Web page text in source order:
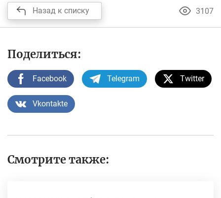
Назад к списку 3107
Поделиться:
Facebook Telegram Twitter
Vkontakte
Смотрите также: